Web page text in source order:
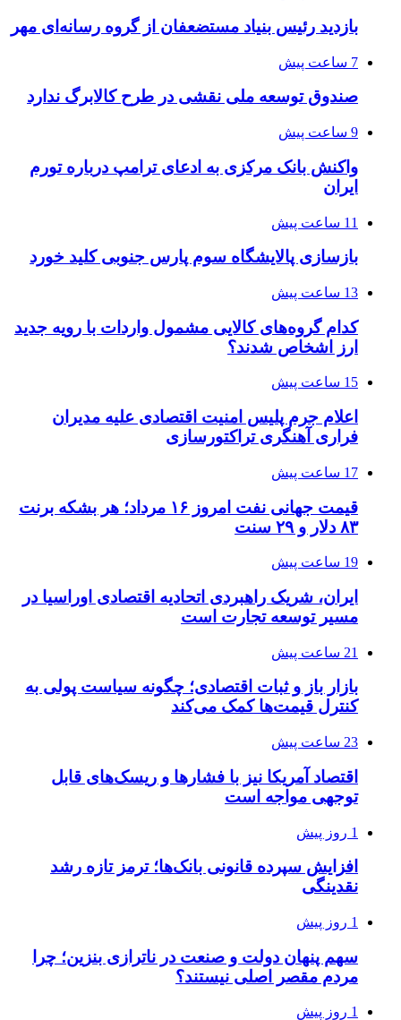
بازدید رئیس بنیاد مستضعفان از گروه رسانه‌ای مهر
7 ساعت پیش
صندوق توسعه ملی نقشی در طرح کالابرگ ندارد
9 ساعت پیش
واکنش بانک مرکزی به ادعای ترامپ درباره تورم
ایران
11 ساعت پیش
بازسازی پالایشگاه سوم پارس جنوبی کلید خورد
13 ساعت پیش
کدام گروه‌های کالایی مشمول واردات با رویه جدید
ارز اشخاص شدند؟
15 ساعت پیش
اعلام جرم پلیس امنیت اقتصادی علیه مدیران
فراری آهنگری تراکتورسازی
17 ساعت پیش
قیمت جهانی نفت امروز ۱۶ مرداد؛ هر بشکه برنت
۸۳ دلار و ۲۹ سنت
19 ساعت پیش
ایران، شریک راهبردی اتحادیه اقتصادی اوراسیا در
مسیر توسعه تجارت است
21 ساعت پیش
بازار باز و ثبات اقتصادی؛ چگونه سیاست پولی به
کنترل قیمت‌ها کمک می‌کند
23 ساعت پیش
اقتصاد آمریکا نیز با فشارها و ریسک‌های قابل
توجهی مواجه است
1 روز پیش
افزایش سپرده قانونی بانک‌ها؛ ترمز تازه رشد
نقدینگی
1 روز پیش
سهم پنهان دولت و صنعت در ناترازی بنزین؛ چرا
مردم مقصر اصلی نیستند؟
1 روز پیش